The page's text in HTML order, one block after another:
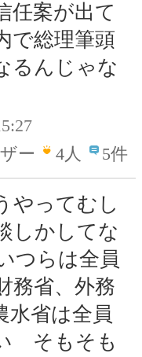
任案が出て
で総理筆頭
るんじゃな
ー
4人 5件
やってむし
しかしてな
つらは全員
省、外務
水省は全員
そもそも